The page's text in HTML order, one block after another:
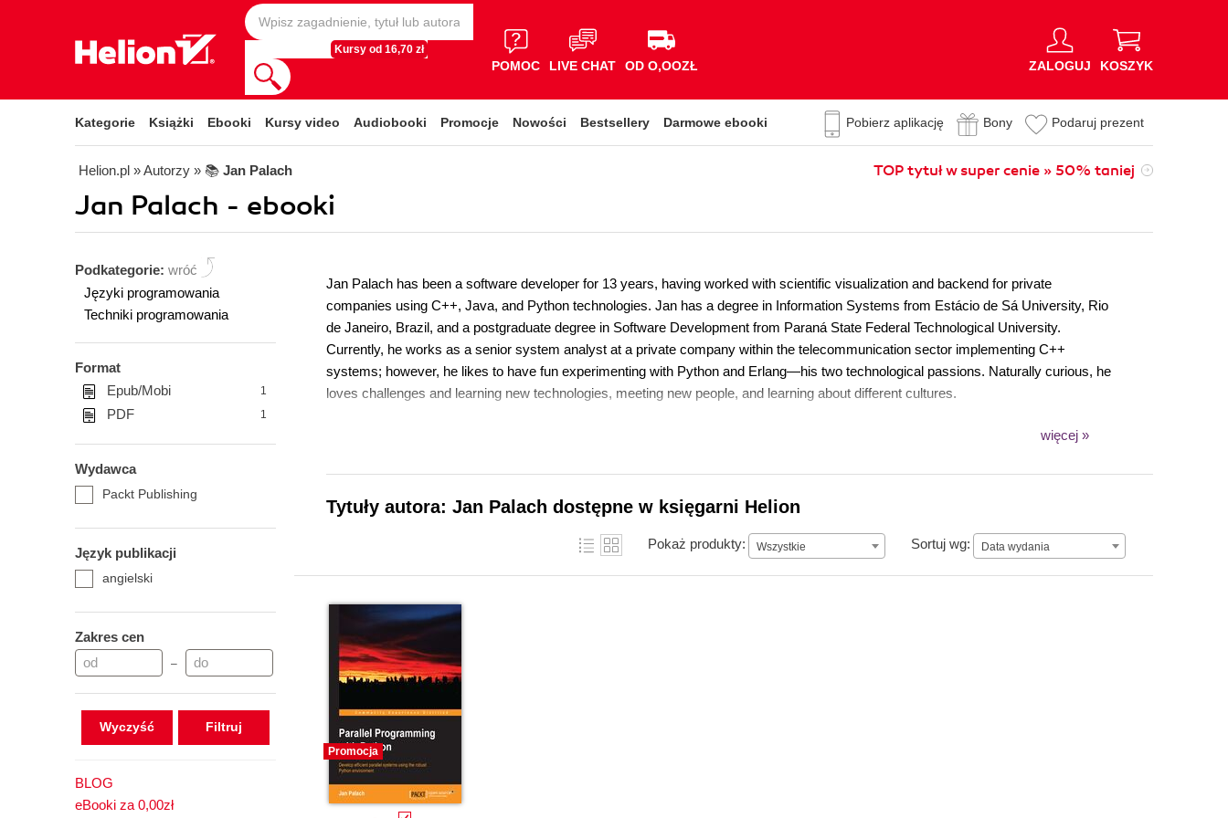
Kursy od 16,70 zł
POMOC LIVE CHAT OD O,OOZŁ ZALOGUJ KOSZYK
Kategorie Książki Ebooki Kursy video Audiobooki Promocje Nowości Bestsellery Darmowe ebooki Pobierz aplikację Bony Podaruj prezent
Helion.pl » Autorzy » 📚 Jan Palach TOP tytuł w super cenie » 50% taniej
Jan Palach - ebooki
Podkategorie: wróć
Języki programowania
Techniki programowania
Format
Epub/Mobi
1
PDF 1
Wydawca
Packt Publishing
Język publikacji
angielski
Zakres cen
–
Wyczyść
BLOG
eBooki za 0,00zł
Jan Palach has been a software developer for 13 years, having worked with scientific visualization and backend for private
companies using C++, Java, and Python technologies. Jan has a degree in Information Systems from Estácio de Sá University, Rio
de Janeiro, Brazil, and a postgraduate degree in Software Development from Paraná State Federal Technological University.
Currently, he works as a senior system analyst at a private company within the telecommunication sector implementing C++
systems; however, he likes to have fun experimenting with Python and Erlang—his two technological passions. Naturally curious, he
loves challenges and learning new technologies, meeting new people, and learning about different cultures.
więcej »
Tytuły autora: Jan Palach dostępne w księgarni Helion
Pokaż produkty: Wszystkie Sortuj wg: Data wydania
Data wydania
Promocja